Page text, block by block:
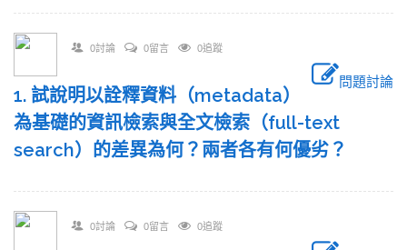
0討論 0留言 0追蹤
問題討論
1. 試說明以詮釋資料（metadata）
為基礎的資訊檢索與全文檢索（full-text
search）的差異為何？兩者各有何優劣？
0討論 0留言 0追蹤